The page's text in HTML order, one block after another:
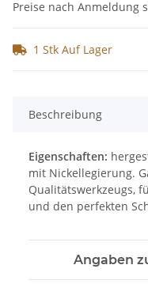
Preise nach Anmeldung
1 Stk Auf Lager
Beschreibung
Eigenschaften:
mit Nickellegierung.
Qualitätswerkzeugs,
und den perfekten
Angaben